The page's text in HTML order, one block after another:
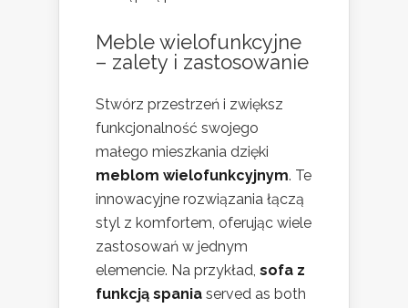
Meble wielofunkcyjne
– zalety i zastosowanie
Stwórz przestrzeń i zwiększ
funkcjonalność swojego
małego mieszkania dzięki
meblom wielofunkcyjnym. Te
innowacyjne rozwiązania łączą
styl z komfortem, oferując wiele
zastosowań w jednym
elemencie. Na przykład, sofa z
funkcją spania served as both